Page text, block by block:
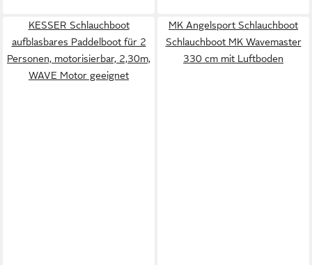
KESSER Schlauchboot
aufblasbares Paddelboot für 2
Personen, motorisierbar, 2,30m,
WAVE Motor geeignet
MK Angelsport Schlauchboot
Schlauchboot MK Wavemaster
330 cm mit Luftboden